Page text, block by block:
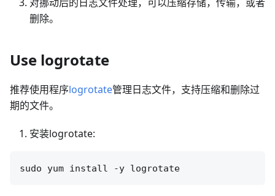
对挪动后的日志文件处理，可以压缩存储，传输，或者
删除。
Use logrotate
推荐使用程序logrotate管理日志文件，支持压缩和删除过
期的文件。
安装logrotate: